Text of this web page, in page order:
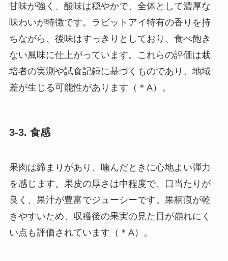
甘味が強く、酸味は穏やかで、全体として濃厚な
味わいが特徴です。ラビットアイ特有の香りを持
ちながら、後味はすっきりとしており、食べ飽き
ない風味に仕上がっています。これらの評価は栽
培者の実測や試食記録に基づくものであり、地域
差が生じる可能性があります（＊A）。
3-3. 食感
果肉は締まりがあり、噛んだときに心地よい弾力
を感じます。果皮の厚さは中程度で、口当たりが
良く、果汁が豊富でジューシーです。果柄痕が乾
きやすいため、収穫後の果実の見た目が崩れにく
い点も評価されています（＊A）。